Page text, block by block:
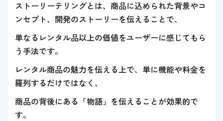
ストーリーテリングとは、商品に込められた背景やコ
ンセプト、開発のストーリーを伝えることで、
単なるレンタル品以上の価値をユーザーに感じてもら
う手法です。
レンタル商品の魅力を伝える上で、単に機能や料金を
羅列するだけではなく、
商品の背後にある「物語」を伝えることが効果的で
す。